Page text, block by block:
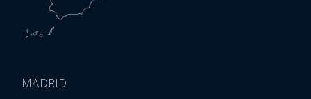
MADRID